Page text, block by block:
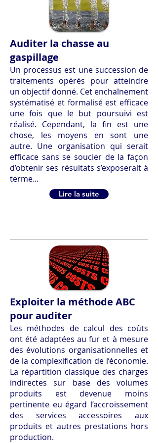
Auditer la chasse au
gaspillage
Un processus est une succession de
traitements opérés pour atteindre
un objectif donné. Cet enchaînement
systématisé et formalisé est efficace
une fois que le but poursuivi est
réalisé. Cependant, la fin est une
chose, les moyens en sont une
autre. Une organisation qui serait
efficace sans se soucier de la façon
d’obtenir ses résultats s’exposerait à
terme...
Lire la suite
Exploiter la méthode ABC
pour auditer
Les méthodes de calcul des coûts
ont été adaptées au fur et à mesure
des évolutions organisationnelles et
de la complexification de l’économie.
La répartition classique des charges
indirectes sur base des volumes
produits est devenue moins
pertinente eu égard l’accroissement
des services accessoires aux
produits et autres prestations hors
production.